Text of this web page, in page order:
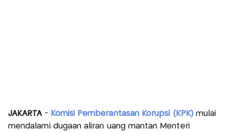
JAKARTA- Komisi Pemberantasan Korupsi (KPK)mulai
mendalami dugaan aliran uang mantan Menteri